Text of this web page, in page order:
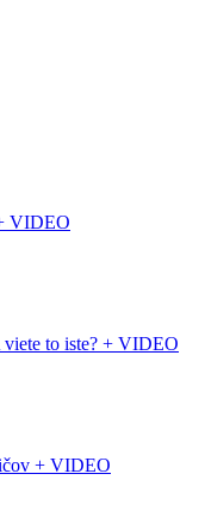
VIDEO
viete to iste? + VIDEO
+ VIDEO